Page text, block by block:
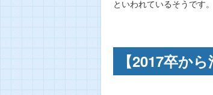
といわれているそうです。
【2017卒か